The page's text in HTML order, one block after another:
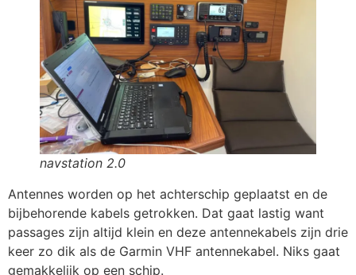
navstation 2.0
Antennes worden op het achterschip geplaatst en de
bijbehorende kabels getrokken. Dat gaat lastig want
passages zijn altijd klein en deze antennekabels zijn drie
keer zo dik als de Garmin VHF antennekabel. Niks gaat
gemakkelijk op een schip.